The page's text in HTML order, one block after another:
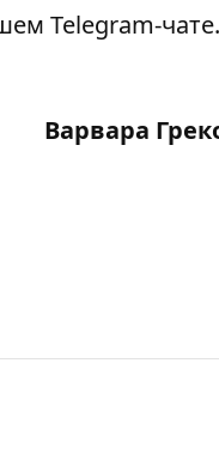
Telegram-чате.
Варвара